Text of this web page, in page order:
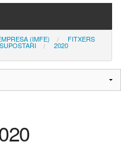
(IMFE) FITXERS
2020